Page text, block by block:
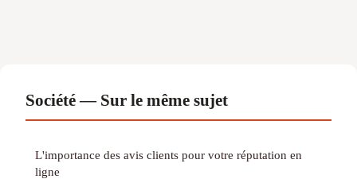
Société — Sur le même sujet
L'importance des avis clients pour votre réputation en
ligne